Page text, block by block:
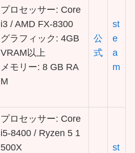
プロセッサー: Core
i3 / AMD FX-8300
グラフィック: 4GB
VRAM以上
メモリー: 8 GB RA
M
公
式
st
e
a
m
プロセッサー: Core
i5-8400 / Ryzen 5 1
500X
st